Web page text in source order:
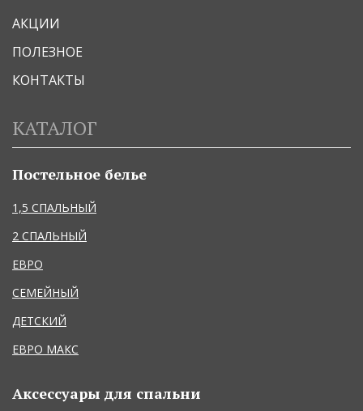
АКЦИИ
ПОЛЕЗНОЕ
КОНТАКТЫ
КАТАЛОГ
Постельное белье
1,5 СПАЛЬНЫЙ
2 СПАЛЬНЫЙ
ЕВРО
СЕМЕЙНЫЙ
ДЕТСКИЙ
ЕВРО МАКС
Аксессуары для спальни